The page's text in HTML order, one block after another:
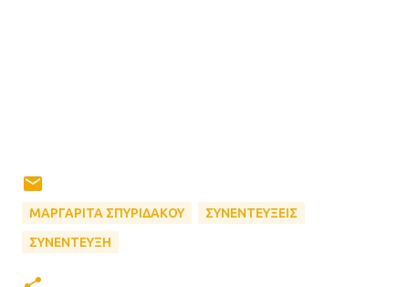
ΜΑΡΓΑΡΙΤΑ ΣΠΥΡΙΔΑΚΟΥ
ΣΥΝΕΝΤΕΥΞΕΙΣ
ΣΥΝΕΝΤΕΥΞΗ